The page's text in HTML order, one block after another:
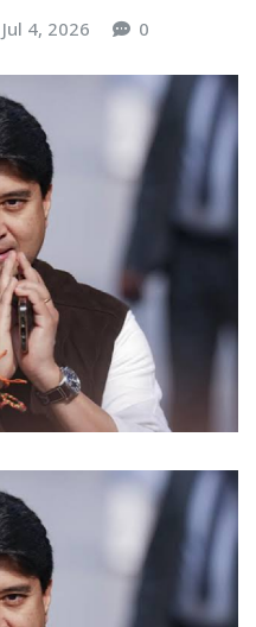
Jul 4, 2026 0